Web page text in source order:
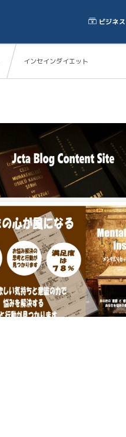
ビジネス
インセインダイエット